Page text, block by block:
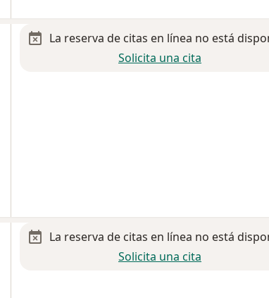
La reserva de citas en línea no está
Solicita una cita
La reserva de citas en línea no está
Solicita una cita